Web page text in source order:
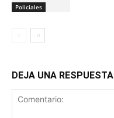
Policiales
DEJA UNA RESPUESTA